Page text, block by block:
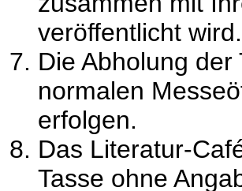
veröffentlicht wird.
Die Abholung
normalen
erfolgen.
Das Literatur-
Tasse ohne